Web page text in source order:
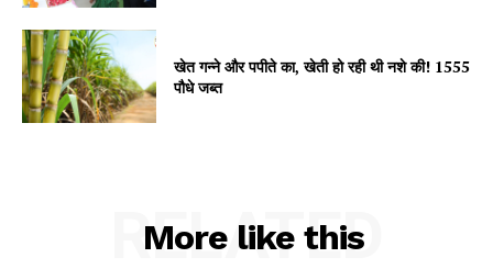
खेत गन्ने और पपीते का, खेती हो रही थी नशे की! 1555
पौधे जब्त
More like this
RELATED